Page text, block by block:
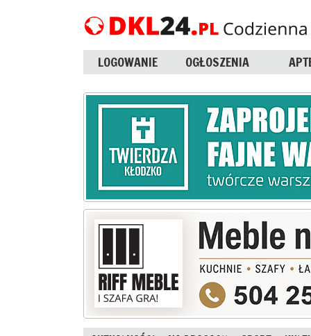
LOGOWANIE OGŁOSZENIA